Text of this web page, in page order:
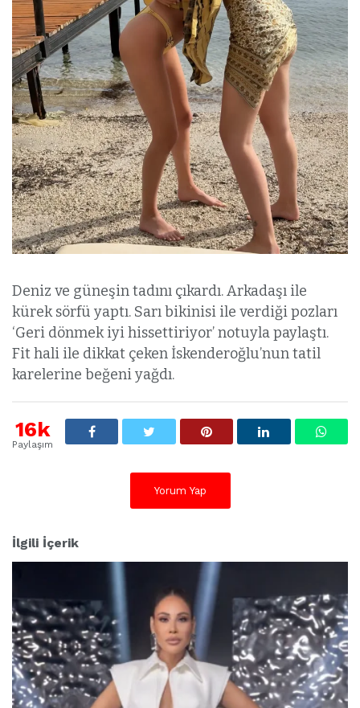
Deniz ve güneşin tadını çıkardı. Arkadaşı ile
kürek sörfü yaptı. Sarı bikinisi ile verdiği pozları
‘Geri dönmek iyi hissettiriyor’ notuyla paylaştı.
Fit hali ile dikkat çeken İskenderoğlu’nun tatil
karelerine beğeni yağdı.
16k
Paylaşım
Yorum Yap
İlgili İçerik